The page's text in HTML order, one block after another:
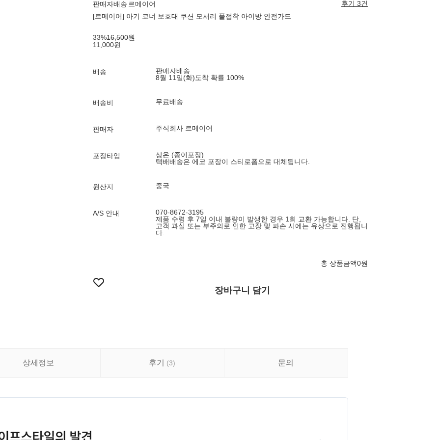
판매자배송 르메이어
후기 3건
[르메이어] 아기 코너 보호대 쿠션 모서리 풀접착 아이방 안전가드
33%16,500원
11,000원
배송
판매자배송
8월 11일(화)도착 확률 100%
배송비 무료배송
판매자 주식회사 르메이어
포장타입
상온 (종이포장)
택배배송은 에코 포장이 스티로폼으로 대체됩니다.
원산지 중국
A/S 안내
070-8672-3195
제품 수령 후 7일 이내 불량이 발생한 경우 1회 교환 가능합니다. 단,
고객 과실 또는 부주의로 인한 고장 및 파손 시에는 유상으로 진행됩니
다.
총 상품금액0원
장바구니 담기
상세정보 후기 (3) 문의